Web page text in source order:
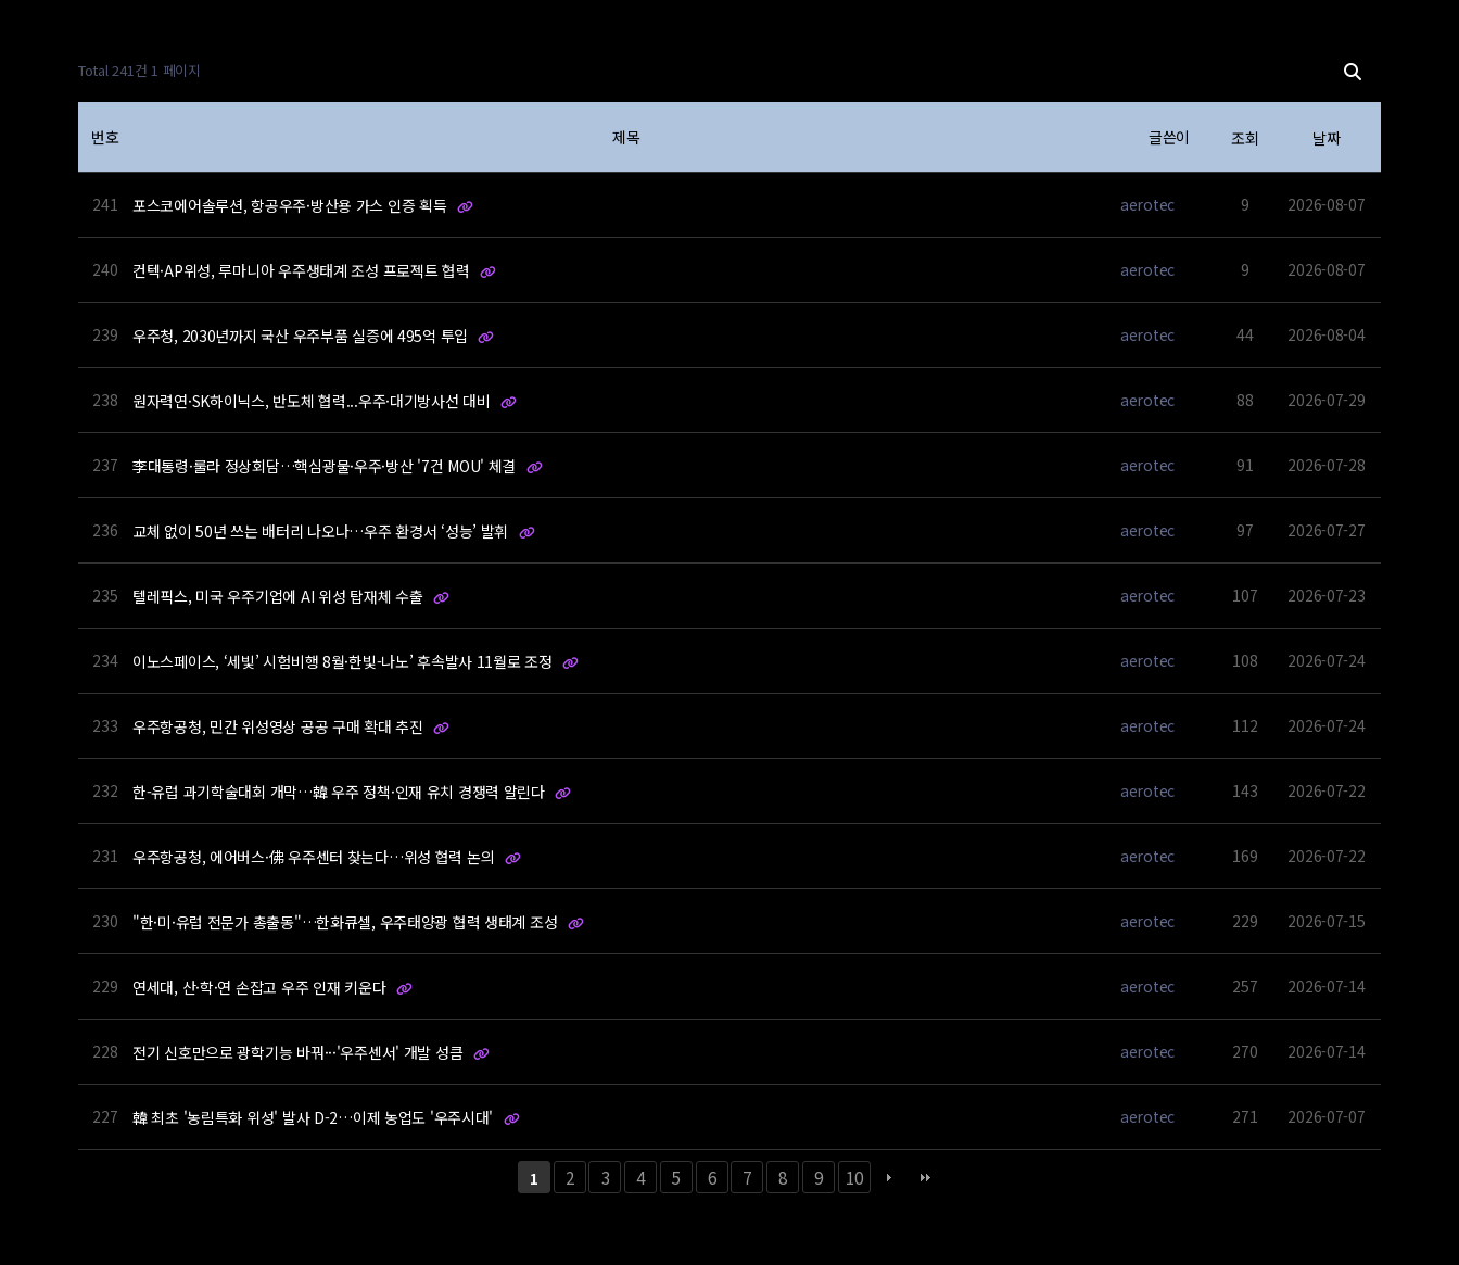
Total 241건 1 페이지
번호 제목 글쓴이 조회 날짜
241 포스코에어솔루션, 항공우주·방산용 가스 인증 획득 aerotec 9 2026-08-07
240 컨텍·AP위성, 루마니아 우주생태계 조성 프로젝트 협력 aerotec 9 2026-08-07
239 우주청, 2030년까지 국산 우주부품 실증에 495억 투입 aerotec 44 2026-08-04
238 원자력연·SK하이닉스, 반도체 협력...우주·대기방사선 대비 aerotec 88 2026-07-29
237 李대통령·룰라 정상회담…핵심광물·우주·방산 '7건 MOU' 체결 aerotec 91 2026-07-28
236 교체 없이 50년 쓰는 배터리 나오나…우주 환경서 ‘성능’ 발휘 aerotec 97 2026-07-27
235 텔레픽스, 미국 우주기업에 AI 위성 탑재체 수출 aerotec 107 2026-07-23
234 이노스페이스, ‘세빛’ 시험비행 8월·한빛-나노’ 후속발사 11월로 조정 aerotec 108 2026-07-24
233 우주항공청, 민간 위성영상 공공 구매 확대 추진 aerotec 112 2026-07-24
232 한-유럽 과기학술대회 개막…韓 우주 정책·인재 유치 경쟁력 알린다 aerotec 143 2026-07-22
231 우주항공청, 에어버스·佛 우주센터 찾는다…위성 협력 논의 aerotec 169 2026-07-22
230 "한·미·유럽 전문가 총출동"…한화큐셀, 우주태양광 협력 생태계 조성 aerotec 229 2026-07-15
229 연세대, 산·학·연 손잡고 우주 인재 키운다 aerotec 257 2026-07-14
228 전기 신호만으로 광학기능 바꿔···'우주센서' 개발 성큼 aerotec 270 2026-07-14
227 韓 최초 '농림특화 위성' 발사 D-2…이제 농업도 '우주시대' aerotec 271 2026-07-07
1 2 3 4 5 6 7 8 9 10